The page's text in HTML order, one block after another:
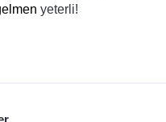
yeterli!